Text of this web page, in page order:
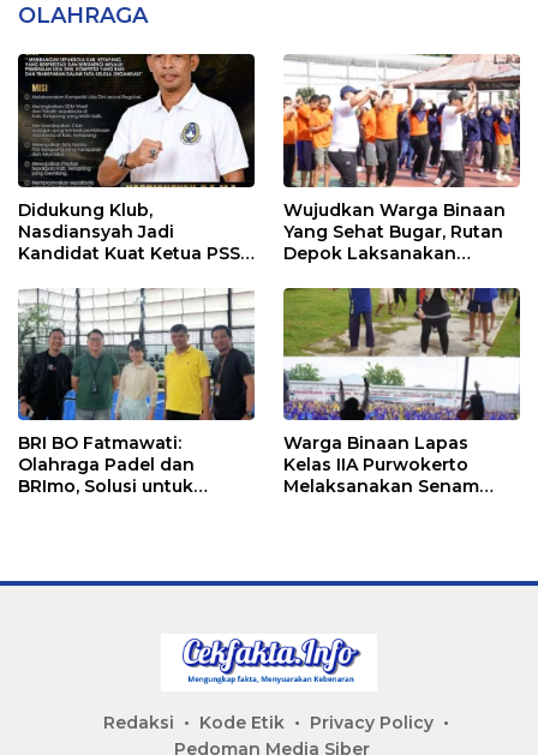
OLAHRAGA
Didukung Klub,
Nasdiansyah Jadi
Kandidat Kuat Ketua PSSI
Wujudkan Warga Binaan
Yang Sehat Bugar, Rutan
Depok Laksanakan
BRI BO Fatmawati:
Olahraga Padel dan
BRImo, Solusi untuk
Warga Binaan Lapas
Kelas IIA Purwokerto
Melaksanakan Senam
Redaksi Kode Etik
Privacy Policy
Pedoman Media Siber